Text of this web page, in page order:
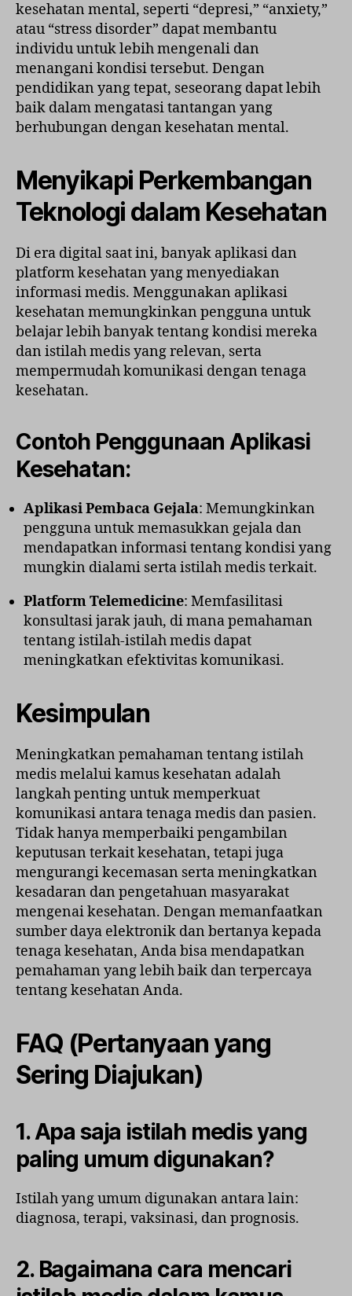
kesehatan mental, seperti “depresi,” “anxiety,”
atau “stress disorder” dapat membantu
individu untuk lebih mengenali dan
menangani kondisi tersebut. Dengan
pendidikan yang tepat, seseorang dapat lebih
baik dalam mengatasi tantangan yang
berhubungan dengan kesehatan mental.
Menyikapi Perkembangan
Teknologi dalam Kesehatan
Di era digital saat ini, banyak aplikasi dan
platform kesehatan yang menyediakan
informasi medis. Menggunakan aplikasi
kesehatan memungkinkan pengguna untuk
belajar lebih banyak tentang kondisi mereka
dan istilah medis yang relevan, serta
mempermudah komunikasi dengan tenaga
kesehatan.
Contoh Penggunaan Aplikasi
Kesehatan:
Aplikasi Pembaca Gejala: Memungkinkan
pengguna untuk memasukkan gejala dan
mendapatkan informasi tentang kondisi yang
mungkin dialami serta istilah medis terkait.
Platform Telemedicine: Memfasilitasi
konsultasi jarak jauh, di mana pemahaman
tentang istilah-istilah medis dapat
meningkatkan efektivitas komunikasi.
Kesimpulan
Meningkatkan pemahaman tentang istilah
medis melalui kamus kesehatan adalah
langkah penting untuk memperkuat
komunikasi antara tenaga medis dan pasien.
Tidak hanya memperbaiki pengambilan
keputusan terkait kesehatan, tetapi juga
mengurangi kecemasan serta meningkatkan
kesadaran dan pengetahuan masyarakat
mengenai kesehatan. Dengan memanfaatkan
sumber daya elektronik dan bertanya kepada
tenaga kesehatan, Anda bisa mendapatkan
pemahaman yang lebih baik dan terpercaya
tentang kesehatan Anda.
FAQ (Pertanyaan yang
Sering Diajukan)
1. Apa saja istilah medis yang
paling umum digunakan?
Istilah yang umum digunakan antara lain:
diagnosa, terapi, vaksinasi, dan prognosis.
2. Bagaimana cara mencari